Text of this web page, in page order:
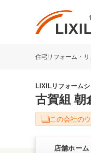
リ
住宅リフォーム・
LIXILリフォーム
古賀組 朝
この会社の
店舗ホーム